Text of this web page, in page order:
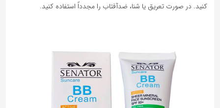
کنید. در صورت تعریق یا شنا، ضدآفتاب را مجدداً استفاده کنید.